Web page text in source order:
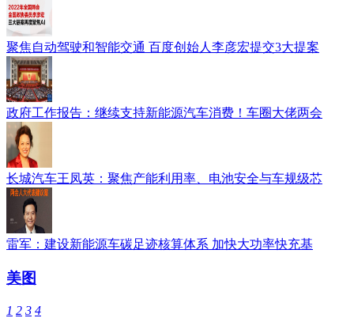
聚焦自动驾驶和智能交通 百度创始人李彦宏提交3大提案
政府工作报告：继续支持新能源汽车消费！车圈大佬两会
长城汽车王凤英：聚焦产能利用率、电池安全与车规级芯
雷军：建设新能源车碳足迹核算体系 加快大功率快充基
美图
1 2 3 4